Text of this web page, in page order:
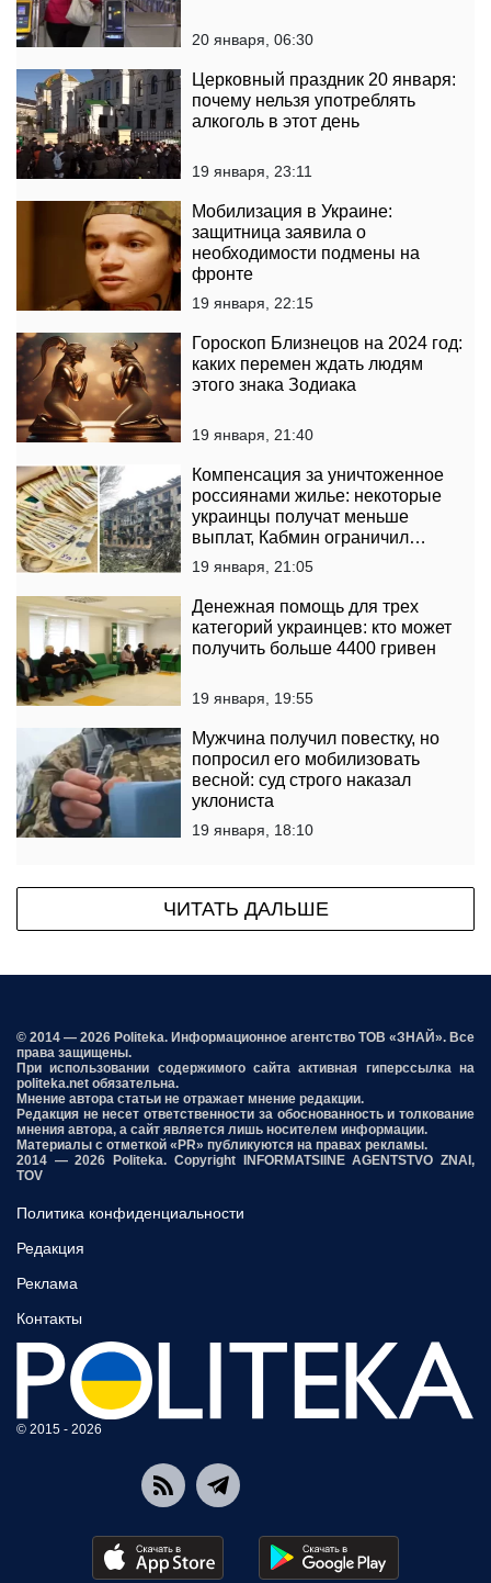
20 января, 06:30
Церковный праздник 20 января:
почему нельзя употреблять
алкоголь в этот день
19 января, 23:11
Мобилизация в Украине:
защитница заявила о
необходимости подмены на
фронте
19 января, 22:15
Гороскоп Близнецов на 2024 год:
каких перемен ждать людям
этого знака Зодиака
19 января, 21:40
Компенсация за уничтоженное
россиянами жилье: некоторые
украинцы получат меньше
выплат, Кабмин ограничил
площадь
19 января, 21:05
Денежная помощь для трех
категорий украинцев: кто может
получить больше 4400 гривен
19 января, 19:55
Мужчина получил повестку, но
попросил его мобилизовать
весной: суд строго наказал
уклониста
19 января, 18:10
ЧИТАТЬ ДАЛЬШЕ
© 2014 — 2026 Politeka. Информационное агентство ТОВ «ЗНАЙ». Все
права защищены.
При использовании содержимого сайта активная гиперссылка на
politeka.net обязательна.
Мнение автора статьи не отражает мнение редакции.
Редакция не несет ответственности за обоснованность и толкование
мнения автора, а сайт является лишь носителем информации.
Материалы с отметкой «PR» публикуются на правах рекламы.
2014 — 2026 Politeka. Copyright INFORMATSIINE AGENTSTVO ZNAI,
TOV
Политика конфиденциальности
Редакция
Реклама
Контакты
© 2015 - 2026